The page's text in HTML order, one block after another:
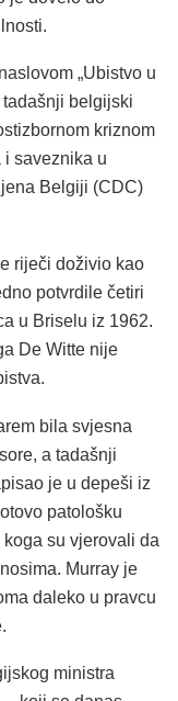
„Ubistvo u
tadašnji belgijski
kriznom
saveznika u
Belgiji (CDC)
riječi doživio kao
potvrdile četiri
u Briselu iz 1962.
De Witte nije
bila svjesna
a tadašnji
je u depeši iz
patološku
koga su vjerovali da
Murray je
daleko u pravcu
ministra